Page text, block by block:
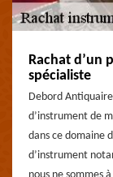
Rachat d’un
spécialiste
Debord
d’instrument de
dans ce domaine
d’instrument